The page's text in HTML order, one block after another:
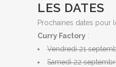
LES DATES
Prochaines dates pour
Curry Factory :
Vendredi 21
Samedi 22